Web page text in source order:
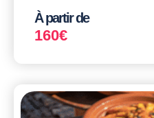
À partir de
160€